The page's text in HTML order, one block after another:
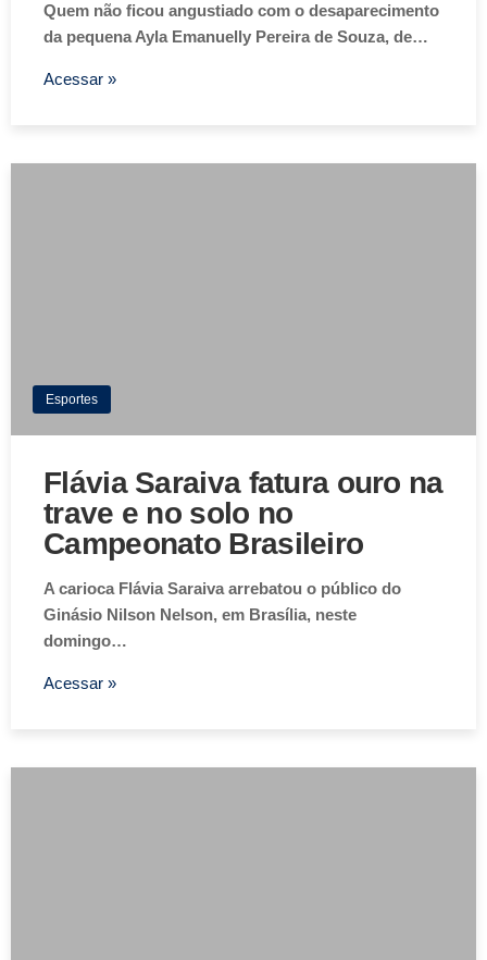
Quem não ficou angustiado com o desaparecimento
da pequena Ayla Emanuelly Pereira de Souza, de…
Acessar »
Esportes
Flávia Saraiva fatura ouro na
trave e no solo no
Campeonato Brasileiro
A carioca Flávia Saraiva arrebatou o público do
Ginásio Nilson Nelson, em Brasília, neste
domingo…
Acessar »